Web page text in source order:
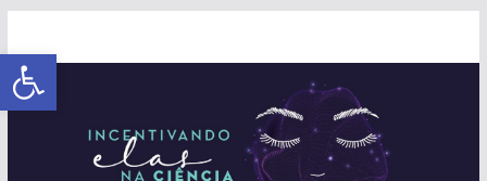
Abrir a barra de ferramentas